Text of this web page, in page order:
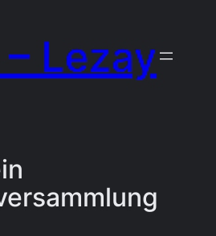
Lezay